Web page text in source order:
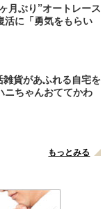
月ぶり”オートレース
活に「勇気をもらい
貨があふれる自宅を
ニちゃんおててかわ
もっとみる